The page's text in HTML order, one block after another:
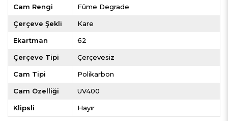
Cam Rengi Füme Degrade
Çerçeve Şekli Kare
Ekartman 62
Çerçeve Tipi Çerçevesiz
Cam Tipi Polikarbon
Cam Özelliği UV400
Klipsli Hayır